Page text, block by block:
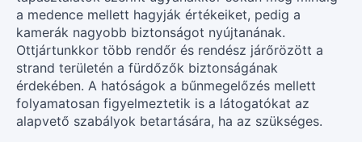
a medence mellett hagyják értékeiket, pedig a
kamerák nagyobb biztonságot nyújtanának.
Ottjártunkkor több rendőr és rendész járőrözött a
strand területén a fürdőzők biztonságának
érdekében. A hatóságok a bűnmegelőzés mellett
folyamatosan figyelmeztetik is a látogatókat az
alapvető szabályok betartására, ha az szükséges.